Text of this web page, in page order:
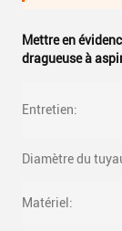
Mettre en
dragueuse à
Entretien:
Diamètre du
Matériel: